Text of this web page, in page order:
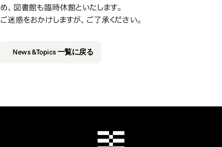
め、図書館も臨時休館といたします。
ご迷惑をおかけしますが、ご了承ください。
News &Topics 一覧に戻る
千葉工業大学